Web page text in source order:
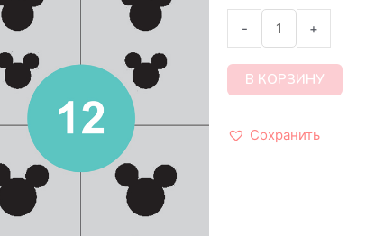
- +
В КОРЗИНУ
Сохранить